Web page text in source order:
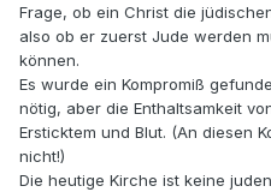
Frage, ob ein Christ die
also ob er zuerst Jude werden
können.
Es wurde ein Kompromiß
nötig, aber die Enthaltsamkeit
Ersticktem und Blut. (An diesen
nicht!)
Die heutige Kirche ist keine